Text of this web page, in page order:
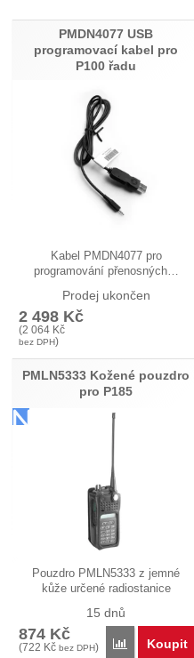
PMDN4077 USB
programovací kabel pro
P100 řadu
Kabel PMDN4077 pro
programování přenosných…
Prodej ukončen
2 498 Kč
(2 064 Kč
bez DPH)
PMLN5333 Kožené pouzdro
pro P185
Pouzdro PMLN5333 z jemné
kůže určené radiostanice
15 dnů
874 Kč
(722 Kč bez DPH) PřidatKoupit